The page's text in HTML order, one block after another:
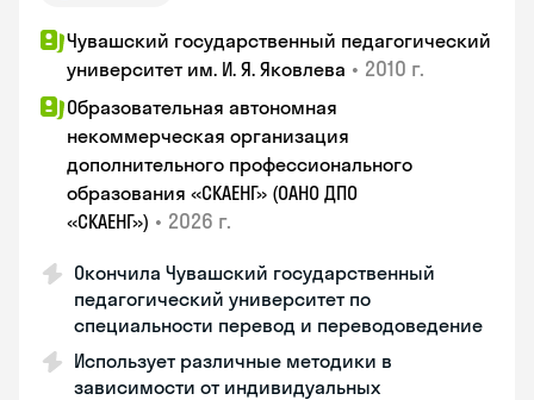
Чувашский государственный педагогический
университет им. И. Я. Яковлева • 2010 г.
Образовательная автономная
некоммерческая организация
дополнительного профессионального
образования «СКАЕНГ» (ОАНО ДПО
«СКАЕНГ») • 2026 г.
Окончила Чувашский государственный
педагогический университет по
специальности перевод и переводоведение
Использует различные методики в
зависимости от индивидуальных